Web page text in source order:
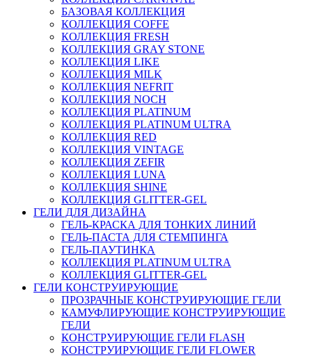
БАЗОВАЯ КОЛЛЕКЦИЯ
КОЛЛЕКЦИЯ COFFE
КОЛЛЕКЦИЯ FRESH
КОЛЛЕКЦИЯ GRAY STONE
КОЛЛЕКЦИЯ LIKE
КОЛЛЕКЦИЯ MILK
КОЛЛЕКЦИЯ NEFRIT
КОЛЛЕКЦИЯ NOCH
КОЛЛЕКЦИЯ PLATINUM
КОЛЛЕКЦИЯ PLATINUM ULTRA
КОЛЛЕКЦИЯ RED
КОЛЛЕКЦИЯ VINTAGE
КОЛЛЕКЦИЯ ZEFIR
КОЛЛЕКЦИЯ LUNA
КОЛЛЕКЦИЯ SHINE
КОЛЛЕКЦИЯ GLITTER-GEL
ГЕЛИ ДЛЯ ДИЗАЙНА
ГЕЛЬ-КРАСКА ДЛЯ ТОНКИХ ЛИНИЙ
ГЕЛЬ-ПАСТА ДЛЯ СТЕМПИНГА
ГЕЛЬ-ПАУТИНКА
КОЛЛЕКЦИЯ PLATINUM ULTRA
КОЛЛЕКЦИЯ GLITTER-GEL
ГЕЛИ КОНСТРУИРУЮЩИЕ
ПРОЗРАЧНЫЕ КОНСТРУИРУЮЩИЕ ГЕЛИ
КАМУФЛИРУЮЩИЕ КОНСТРУИРУЮЩИЕ
ГЕЛИ
КОНСТРУИРУЮЩИЕ ГЕЛИ FLASH
КОНСТРУИРУЮЩИЕ ГЕЛИ FLOWER